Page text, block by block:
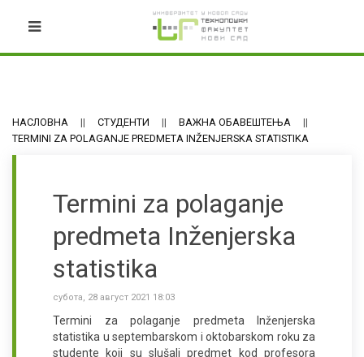
НАСЛОВНА СТУДЕНТИ
ВАЖНА ОБАВЕШТЕЊА
TERMINI ZA POLAGANJE PREDMETA INŽENJERSKA STATISTIKA
Termini za polaganje
predmeta Inženjerska
statistika
субота, 28 август 2021 18:03
Termini za polaganje predmeta Inženjerska
statistika u septembarskom i oktobarskom roku za
studente koji su slušali predmet kod profesora